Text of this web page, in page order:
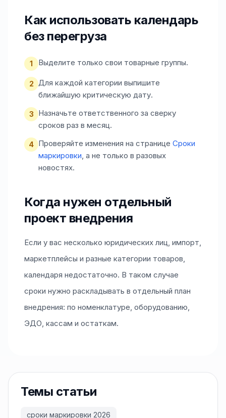
Как использовать календарь
без перегруза
1 Выделите только свои товарные группы.
2 Для каждой категории выпишите
ближайшую критическую дату.
3
Назначьте ответственного за сверку
сроков раз в месяц.
4 Проверяйте изменения на странице Сроки
маркировки, а не только в разовых
новостях.
Когда нужен отдельный
проект внедрения
Если у вас несколько юридических лиц, импорт,
маркетплейсы и разные категории товаров,
календаря недостаточно. В таком случае
сроки нужно раскладывать в отдельный план
внедрения: по номенклатуре, оборудованию,
ЭДО, кассам и остаткам.
Темы статьи
сроки маркировки 2026